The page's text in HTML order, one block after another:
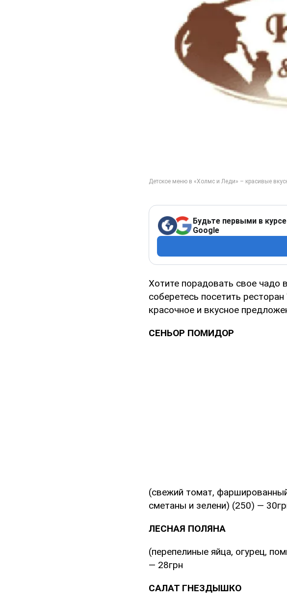
Будьте первыми в
Google
Хотите порадовать свое чадо
соберетесь посетить
красочное и вкусное
СЕНЬОР ПОМИДОР
(свежий томат,
сметаны и зелени) (250) —
ЛЕСНАЯ ПОЛЯНА
(перепелиные яйца, огурец,
— 28грн
САЛАТ ГНЕЗДЫШКО